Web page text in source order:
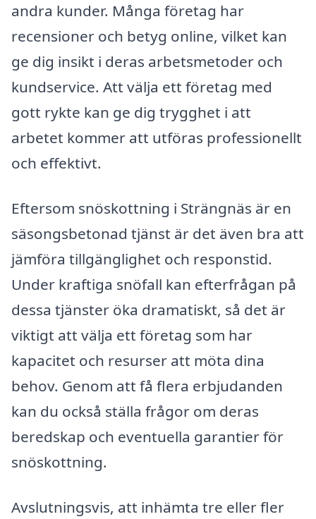
andra kunder. Många företag har
recensioner och betyg online, vilket kan
ge dig insikt i deras arbetsmetoder och
kundservice. Att välja ett företag med
gott rykte kan ge dig trygghet i att
arbetet kommer att utföras professionellt
och effektivt.
Eftersom snöskottning i Strängnäs är en
säsongsbetonad tjänst är det även bra att
jämföra tillgänglighet och responstid.
Under kraftiga snöfall kan efterfrågan på
dessa tjänster öka dramatiskt, så det är
viktigt att välja ett företag som har
kapacitet och resurser att möta dina
behov. Genom att få flera erbjudanden
kan du också ställa frågor om deras
beredskap och eventuella garantier för
snöskottning.
Avslutningsvis, att inhämta tre eller fler